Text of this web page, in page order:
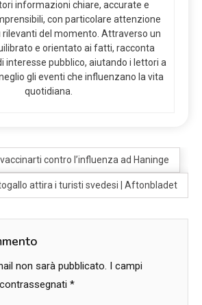
informazioni chiare, accurate e
con particolare attenzione
rilevanti del momento. Attraverso un
e orientato ai fatti, racconta
interesse pubblico, aiutando i lettori a
gli eventi che influenzano la vita
quotidiana.
contro l’influenza ad Haninge
attira i turisti svedesi | Aftonbladet
non sarà pubblicato. I campi
*